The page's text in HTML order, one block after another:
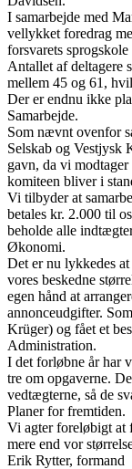
I samarbejde med
vellykket foredrag
forsvarets
Antallet af deltagere
mellem 45 og 61,
Der er endnu ikke
Samarbejde.
Som nævnt ovenfor
Selskab og
gavn, da vi
komiteen bliver i
Vi tilbyder at
betales kr. 2.000 til
beholde alle
Økonomi.
Det er nu lykkedes
vores beskedne
egen hånd at
annonceudgifter.
Krüger) og fået et
Administration.
I det forløbne år har
tre om opgaverne.
vedtægterne, så de
Planer for fremtiden.
Vi agter foreløbigt at
mere end vor
Erik Rytter, formand